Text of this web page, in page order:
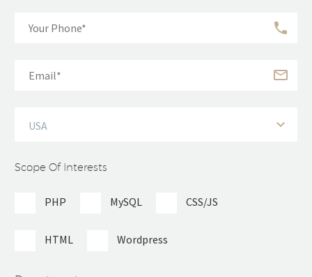
USA
Scope Of Interests
PHP MySQL CSS/JS
HTML Wordpress